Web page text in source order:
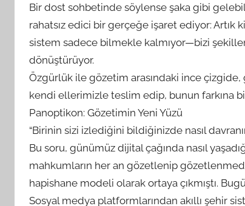
a
r
a
n
d
Bir dost sohbetinde söylense şaka gibi
rahatsız edici bir gerçeğe işaret ediyor:
sistem sadece bilmekle kalmıyor—bizi
dönüştürüyor.
Özgürlük ile gözetim arasındaki ince
kendi ellerimizle teslim edip, bunun farkına
Panoptikon: Gözetimin Yeni Yüzü
“Birinin sizi izlediğini bildiğinizde nasıl
Bu soru, günümüz dijital çağında nasıl
mahkumların her an gözetlenip
hapishane modeli olarak ortaya çıkmıştı.
Sosyal medya platformlarından akıllı şehir